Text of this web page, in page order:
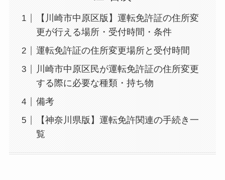
【川崎市中原区版】運転免許証の住所変
更が行える場所・受付時間・条件
運転免許証の住所変更場所と受付時間
川崎市中原区民が運転免許証の住所変更
する際に必要な種類・持ち物
備考
【神奈川県版】運転免許関連の手続き一
覧